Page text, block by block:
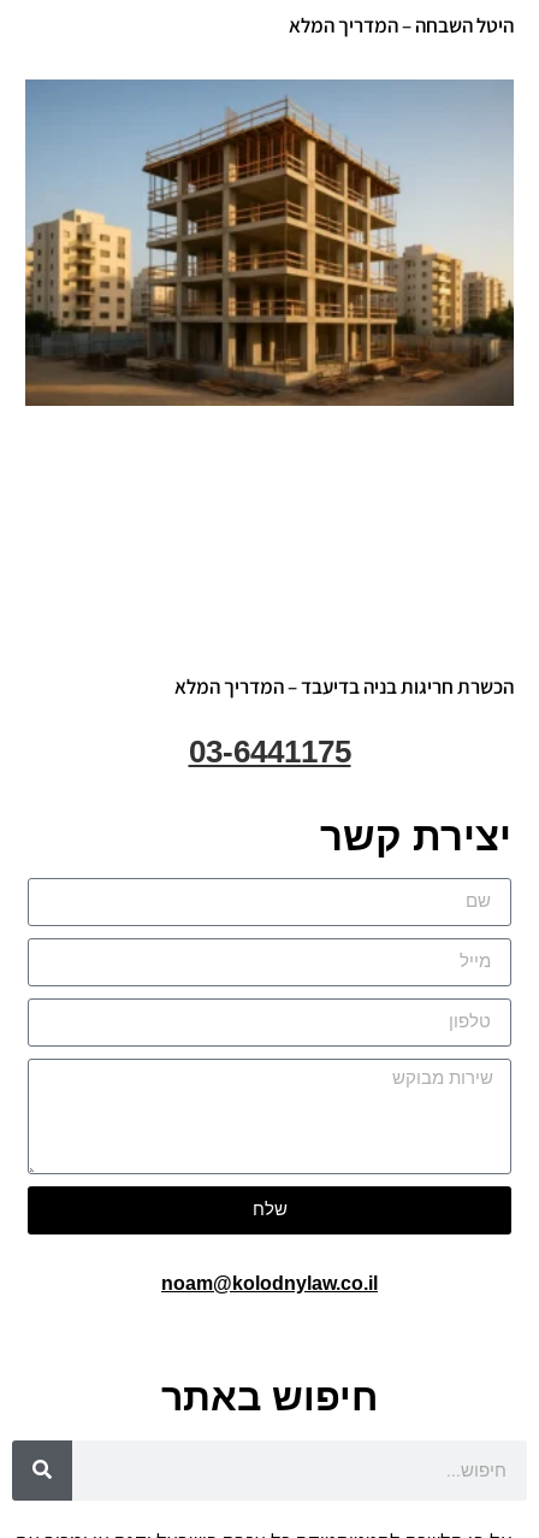
השבחה – המדריך המלא
חריגות בניה בדיעבד – המדריך המלא
03-6441175
קשר
noam@kolodnylaw.co.il
חיפוש באתר